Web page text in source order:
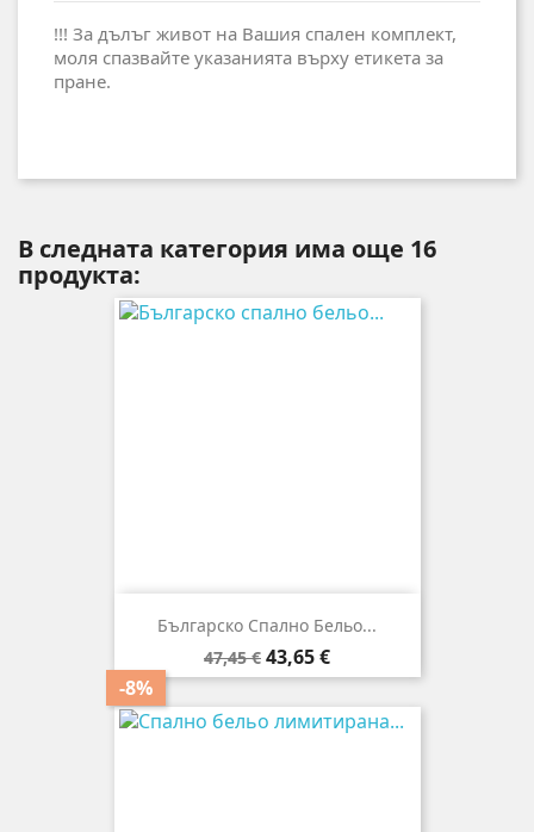
!!! За дълъг живот на Вашия спален комплект,
моля спазвайте указанията върху етикета за
пране.
В следната категория има още 16
продукта:
Българско Спално Бельо...
Редовна
цена
47,45 €
-8%
Цена
43,65 €